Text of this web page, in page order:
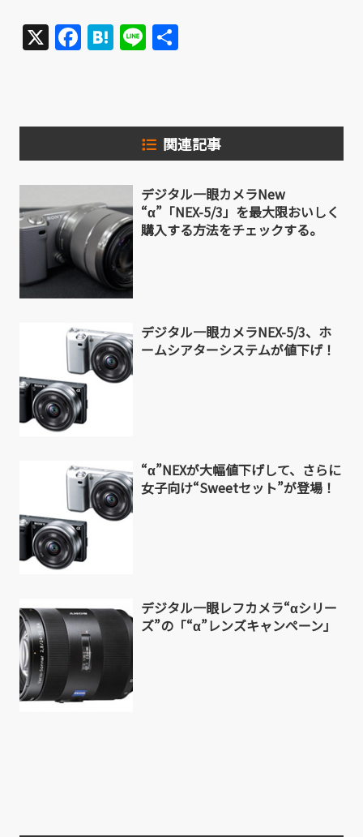
X Facebook
Hatena
Line
関連記事
デジタル一眼カメラNew
“α”「NEX-5/3」を最大限おいしく
購入する方法をチェックする。
デジタル一眼カメラNEX-5/3、ホ
ームシアターシステムが値下げ！
“α”NEXが大幅値下げして、さらに
女子向け“Sweetセット”が登場！
デジタル一眼レフカメラ“αシリー
ズ”の「“α”レンズキャンペーン」